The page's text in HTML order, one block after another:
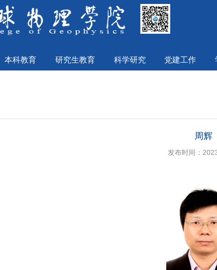
本科教育 研究生教育 科学研究 党建工作
周辉
发布时间：